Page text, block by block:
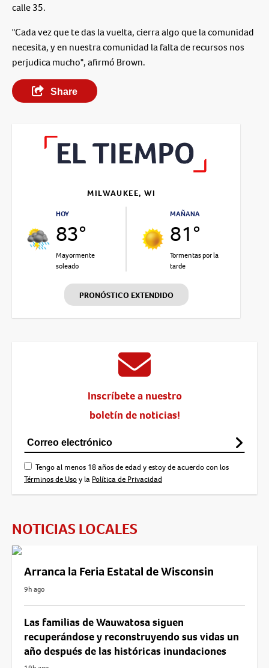
calle 35.
"Cada vez que te das la vuelta, cierra algo que la comunidad
necesita, y en nuestra comunidad la falta de recursos nos
perjudica mucho", afirmó Brown.
Share
MILWAUKEE, WI
HOY
83°
Mayormente
soleado
MAÑANA
81°
Tormentas por la
tarde
PRONÓSTICO EXTENDIDO
Inscríbete a nuestro
boletín de noticias!
Tengo al menos 18 años de edad y estoy de acuerdo con los
Términos de Usoy la Política de Privacidad
NOTICIAS LOCALES
Arranca la Feria Estatal de Wisconsin
9h ago
Las familias de Wauwatosa siguen
recuperándose y reconstruyendo sus vidas un
año después de las históricas inundaciones